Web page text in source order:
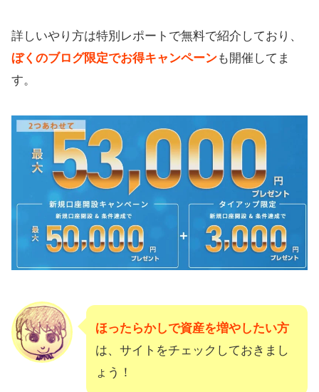
詳しいやり方は特別レポートで無料で紹介しており、
ぼくのブログ限定でお得キャンペーンも開催してま
す。
ほったらかしで資産を増やしたい方
は、サイトをチェックしておきまし
ょう！